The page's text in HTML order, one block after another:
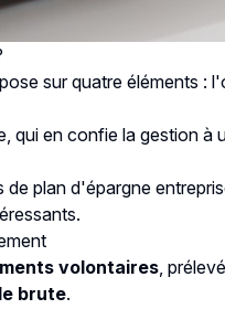
sur quatre éléments
qui en confie la gestion à
plan d'épargne
volontaires,
brute.